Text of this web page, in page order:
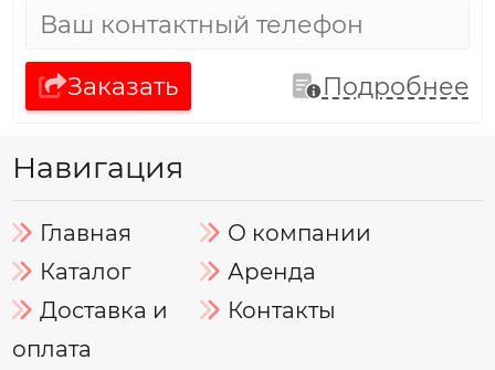
Заказать Подробнее
Навигация
Главная
О компании
Каталог
Аренда
Доставка и
оплата
Контакты